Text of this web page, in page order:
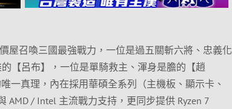
屋召喚三國最強戰力，一位是過五關斬六將、忠義化
【呂布】，一位是單騎救主、渾身是膽的【趙
一真理，內在採用華碩全系列（主機板、顯示卡、
AMD / Intel 主流戰力支持，更同步提供 Ryzen 7